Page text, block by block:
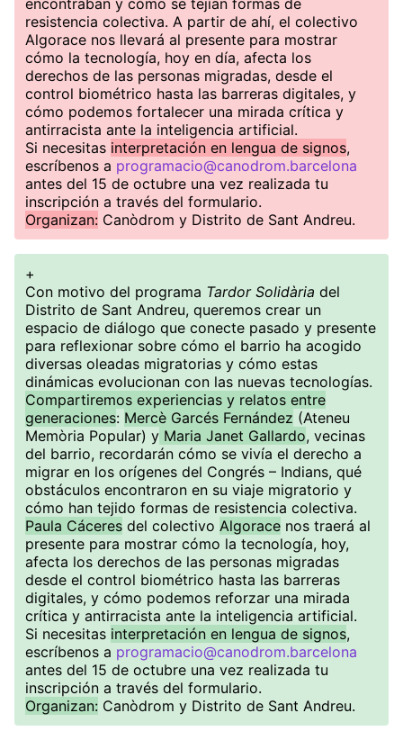
encontraban y cómo se tejían formas de
resistencia colectiva. A partir de ahí, el colectivo
Algorace nos llevará al presente para mostrar
cómo la tecnología, hoy en día, afecta los
derechos de las personas migradas, desde el
control biométrico hasta las barreras digitales, y
cómo podemos fortalecer una mirada crítica y
antirracista ante la inteligencia artificial.
Si necesitas interpretación en lengua de signos,
escríbenos a programacio@canodrom.barcelona
antes del 15 de octubre una vez realizada tu
inscripción a través del formulario.
Organizan: Canòdrom y Distrito de Sant Andreu.
+
Con motivo del programa Tardor Solidària del
Distrito de Sant Andreu, queremos crear un
espacio de diálogo que conecte pasado y presente
para reflexionar sobre cómo el barrio ha acogido
diversas oleadas migratorias y cómo estas
dinámicas evolucionan con las nuevas tecnologías.
Compartiremos experiencias y relatos entre
generaciones: Mercè Garcés Fernández (Ateneu
Memòria Popular) y Maria Janet Gallardo, vecinas
del barrio, recordarán cómo se vivía el derecho a
migrar en los orígenes del Congrés – Indians, qué
obstáculos encontraron en su viaje migratorio y
cómo han tejido formas de resistencia colectiva.
Paula Cáceres del colectivo Algorace nos traerá al
presente para mostrar cómo la tecnología, hoy,
afecta los derechos de las personas migradas
desde el control biométrico hasta las barreras
digitales, y cómo podemos reforzar una mirada
crítica y antirracista ante la inteligencia artificial.
Si necesitas interpretación en lengua de signos,
escríbenos a programacio@canodrom.barcelona
antes del 15 de octubre una vez realizada tu
inscripción a través del formulario.
Organizan: Canòdrom y Distrito de Sant Andreu.